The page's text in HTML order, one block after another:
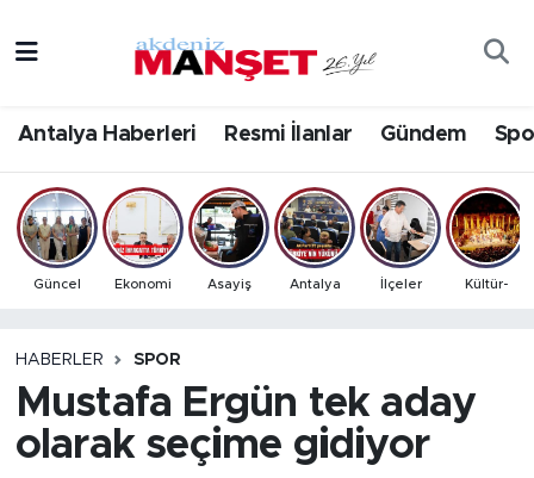
Antalya Haberleri Resmi İlanlar Gündem
Güncel Ekonomi Asayiş Antalya İlçeler Kültür-
HABERLER SPOR
Mustafa Ergün tek aday
olarak seçime gidiyor
Bilim & Teknoloji
Eğitim
Ekonomi
Gündem
İlçeler
Antalya Hava Durumu
Antalya Namaz Vakitleri
Antalya Trafik Yoğunluk Haritası
Tüm Manşetler
Son Dakika Haberleri